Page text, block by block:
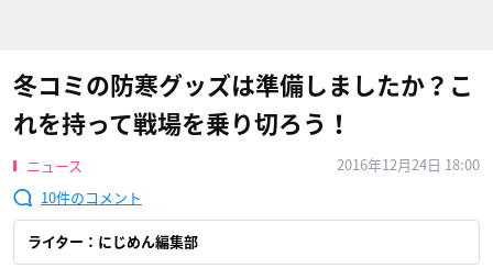
冬コミの防寒グッズは準備しましたか？こ
れを持って戦場を乗り切ろう！
ニュース
2016年12月24日 18:00
10
ライター：にじめん編集部